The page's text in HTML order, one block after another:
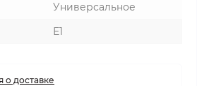
Универсальное
Е1
доставке